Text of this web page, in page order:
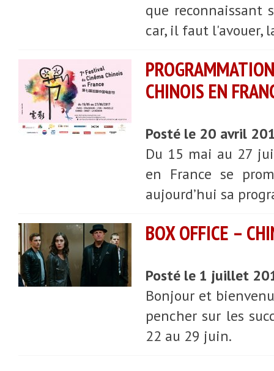
que reconnaissant
car, il faut l'avouer,
CHINOIS EN
Posté le 20 avril
Du 15 mai au 27
en France se
aujourd’hui sa
BOX OFFICE –
Posté le 1 juillet
Bonjour et
pencher sur les
22 au 29 juin.